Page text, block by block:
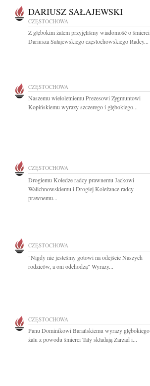
DARIUSZ SAŁAJEWSKI
CZĘSTOCHOWA
Z głębokim żalem przyjęliśmy wiadomość o śmierci
Dariusza Sałajewskiego częstochowskiego Radcy...
CZĘSTOCHOWA
Naszemu wieloletniemu Prezesowi Zygmuntowi
Kopińskiemu wyrazy szczerego i głębokiego...
CZĘSTOCHOWA
Drogiemu Koledze radcy prawnemu Jackowi
Walichnowskiemu i Drogiej Koleżance radcy
prawnemu...
CZĘSTOCHOWA
"Nigdy nie jesteśmy gotowi na odejście Naszych
rodziców, a oni odchodzą" Wyrazy...
CZĘSTOCHOWA
Panu Dominikowi Barańskiemu wyrazy głębokiego
żalu z powodu śmierci Taty składają Zarząd i...